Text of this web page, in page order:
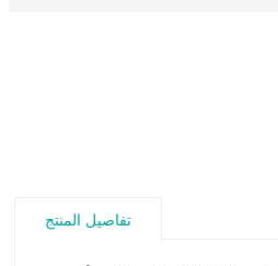
تفاصيل المنتج